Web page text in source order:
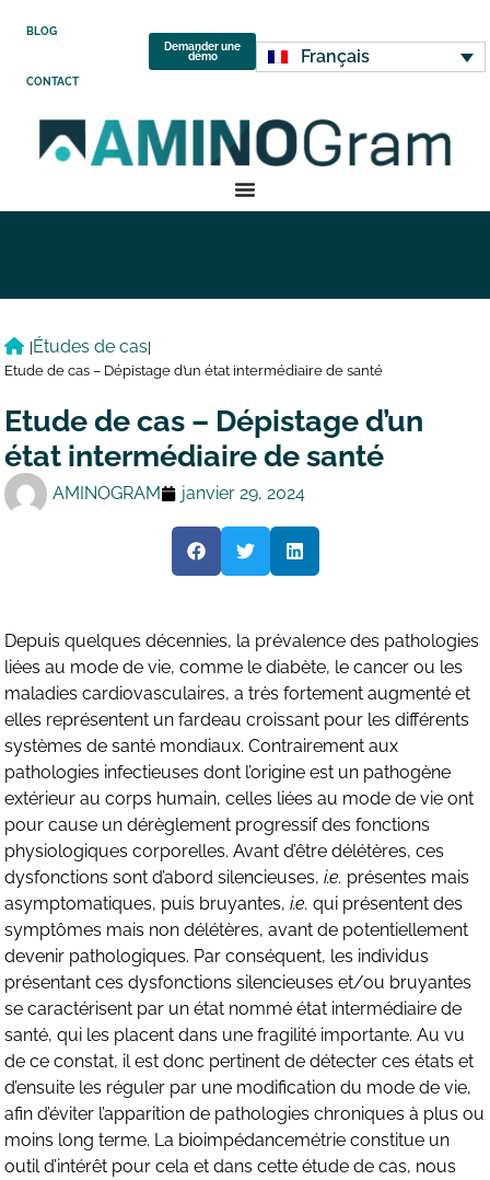
BLOG
CONTACT
Demander une
démo
Français
Études de cas
Etude de cas – Dépistage d’un état intermédiaire de santé
Etude de cas – Dépistage d’un
état intermédiaire de santé
AMINOGRAM janvier 29, 2024
Depuis quelques décennies, la prévalence des pathologies
liées au mode de vie, comme le diabète, le cancer ou les
maladies cardiovasculaires, a très fortement augmenté et
elles représentent un fardeau croissant pour les différents
systèmes de santé mondiaux. Contrairement aux
pathologies infectieuses dont l’origine est un pathogène
extérieur au corps humain, celles liées au mode de vie ont
pour cause un dérèglement progressif des fonctions
physiologiques corporelles. Avant d’être délétères, ces
dysfonctions sont d’abord silencieuses,i.e. présentes mais
asymptomatiques, puis bruyantes,i.e.qui présentent des
symptômes mais non délétères, avant de potentiellement
devenir pathologiques. Par conséquent, les individus
présentant ces dysfonctions silencieuses et/ou bruyantes
se caractérisent par un état nommé état intermédiaire de
santé, qui les placent dans une fragilité importante. Au vu
de ce constat, il est donc pertinent de détecter ces états et
d’ensuite les réguler par une modification du mode de vie,
afin d’éviter l’apparition de pathologies chroniques à plus ou
moins long terme. La bioimpédancemétrie constitue un
outil d’intérêt pour cela et dans cette étude de cas, nous